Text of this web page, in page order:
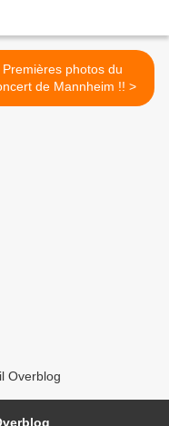
Premières photos du
concert de Mannheim !! >
Overblog